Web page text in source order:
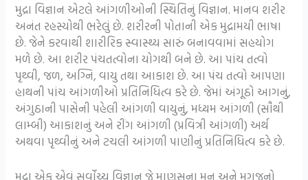
મુદ્રા વિજ્ઞાન એટલે આંગળીઓની સ્થિતિનું વિજ્ઞાન. માનવ શરીર
અનંત રહસ્યોથી ભરેલું છે. શરીરની પોતાની એક મુદ્રામયી ભાષા
છે. જેને કરવાથી શારીરિક સ્વાસ્થ્ય સારું બનાવવામાં સહયોગ
મળે છે. આ શરીર પંચતત્વોના યોગથી બને છે. આ પાંચ તત્વો
પૃથ્વી, જળ, અગ્નિ, વાયુ તથા આકાશ છે. આ પંચ તત્વો આપણા
હાથની પાંચ આંગળીઓ પ્રતિનિધિત્વ કરે છે. જેમાં અંગૂઠો આગનું,
અંગુઠાની પાસેની પહેલી આંગળી વાયુનું, મધ્યમ આંગળી (સૌથી
લામ્બી) આકાશનું અને રીંગ આંગળી (પ્રવિત્રી આંગળી) અર્થ
અથવા પૃથ્વીનું અને ટચલી આંગળી પાણીનું પ્રતિનિધિત્વ કરે છે.
મુદ્રા એક એવું સર્વોચ્ચ વિજ્ઞાન જે માણસના મન અને મગજનો